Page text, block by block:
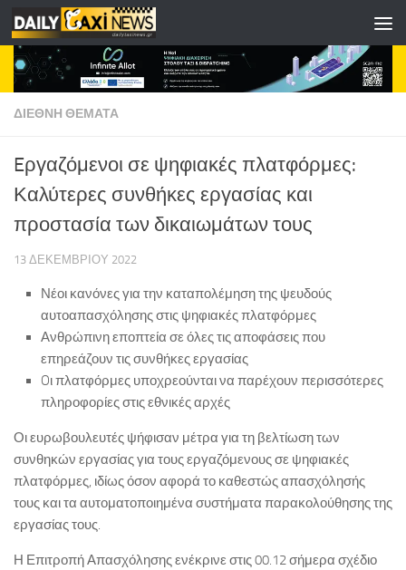
Skip to content
ΔΙΕΘΝΗ ΘΕΜΑΤΑ
Eργαζόμενοι σε ψηφιακές πλατφόρμες:
Καλύτερες συνθήκες εργασίας και
προστασία των δικαιωμάτων τους
13 ΔΕΚΕΜΒΡΊΟΥ 2022
Νέοι κανόνες για την καταπολέμηση της ψευδούς
αυτοαπασχόλησης στις ψηφιακές πλατφόρμες
Ανθρώπινη εποπτεία σε όλες τις αποφάσεις που
επηρεάζουν τις συνθήκες εργασίας
Oι πλατφόρμες υποχρεούνται να παρέχουν περισσότερες
πληροφορίες στις εθνικές αρχές
Οι ευρωβουλευτές ψήφισαν μέτρα για τη βελτίωση των
συνθηκών εργασίας για τους εργαζόμενους σε ψηφιακές
πλατφόρμες, ιδίως όσον αφορά το καθεστώς απασχόλησής
τους και τα αυτοματοποιημένα συστήματα παρακολούθησης της
εργασίας τους.
Η Επιτροπή Απασχόλησης ενέκρινε στις 00.12 σήμερα σχέδιο